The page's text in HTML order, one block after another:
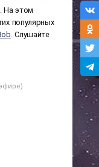
На этом
популярных
. Слушайте